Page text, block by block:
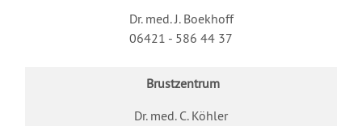
Dr. med. J. Boekhoff
06421 - 586 44 37
Brustzentrum
Dr. med. C. Köhler